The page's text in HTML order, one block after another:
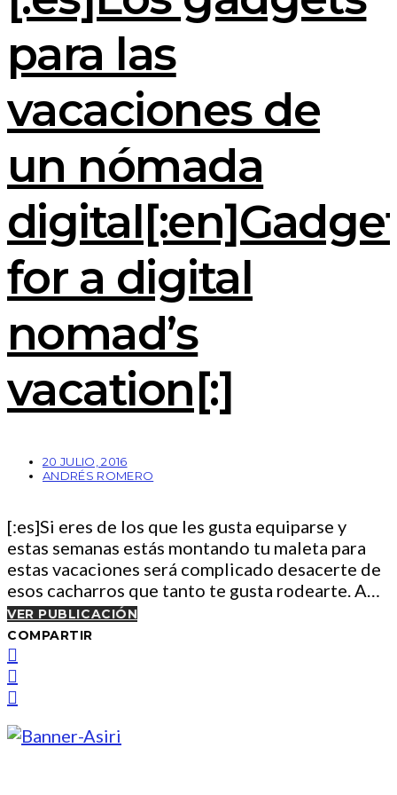
para las
vacaciones de
un nómada
for a digital
nomad’s
vacation[:]
20 JULIO, 2016
ANDRÉS ROMERO
[:es]Si eres de los que les gusta equiparse y
estas semanas estás montando tu maleta para
estas vacaciones será complicado desacerte de
esos cacharros que tanto te gusta rodearte. A…
VER PUBLICACIÓN
COMPARTIR